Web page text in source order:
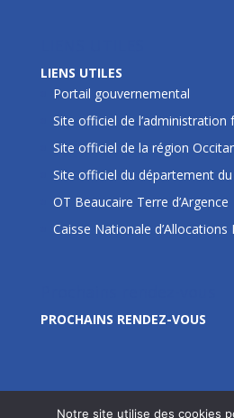
LIENS UTILES
Portail gouvernemental
Site officiel de l’administration
Site officiel de la région
Site officiel du département du
OT Beaucaire Terre d’Argence
Caisse Nationale d’Allocations
PROCHAINS RENDEZ-VOUS
Notre site utilise des cookies